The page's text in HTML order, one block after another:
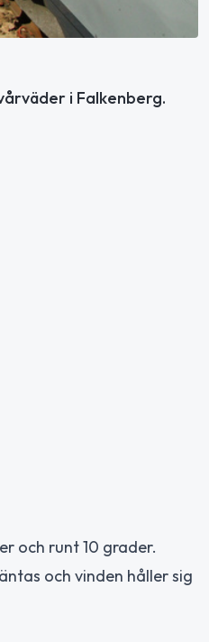
i Falkenberg.
och runt 10 grader.
och vinden håller sig